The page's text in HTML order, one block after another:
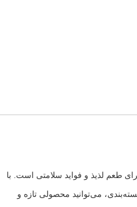
لذیذ و فواید سلامتی است. با
می‌توانید محصولی تازه و